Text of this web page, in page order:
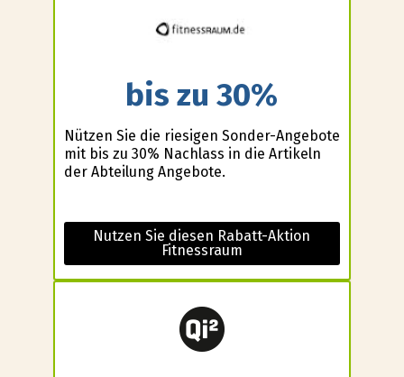
bis zu 30%
Nützen Sie die riesigen Sonder-Angebote
mit bis zu 30% Nachlass in die Artikeln
der Abteilung Angebote.
Nutzen Sie diesen Rabatt-Aktion
Fitnessraum